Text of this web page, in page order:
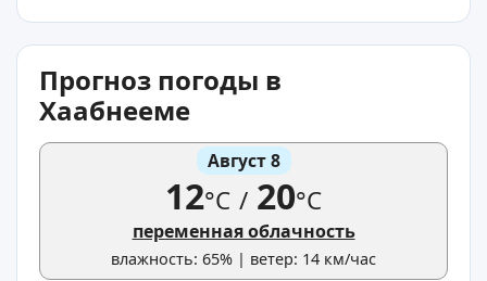
Прогноз погоды в
Хаабнееме
Август 8
12°C / 20°C
переменная облачность
влажность: 65% | ветер: 14 км/час